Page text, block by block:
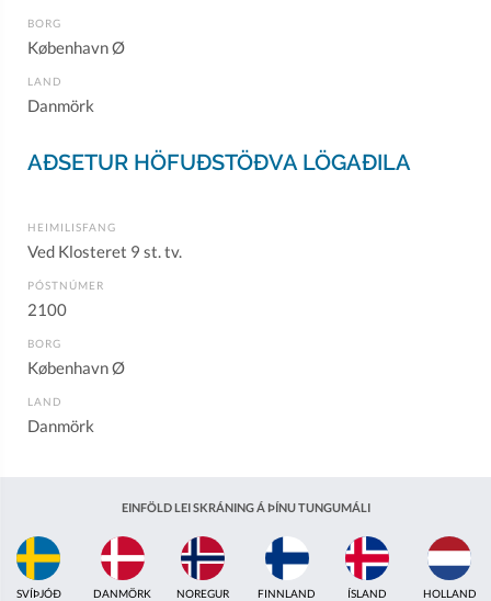
BORG
København Ø
LAND
Danmörk
AÐSETUR HÖFUÐSTÖÐVA LÖGAÐILA
HEIMILISFANG
Ved Klosteret 9 st. tv.
PÓSTNÚMER
2100
BORG
København Ø
LAND
Danmörk
EINFÖLD LEI SKRÁNING Á ÞÍNU TUNGUMÁLI
SVÍÞJÓÐ DANMÖRK NOREGUR FINNLAND ÍSLAND HOLLAND